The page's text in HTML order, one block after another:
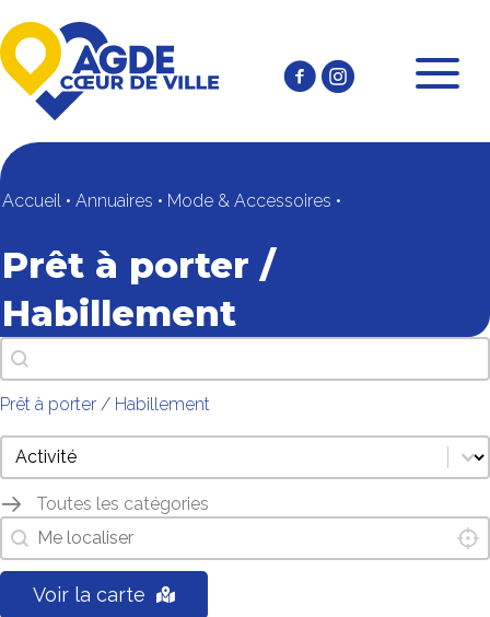
Accueil • Annuaires • Mode & Accessoires •
Prêt à porter /
Habillement
Recherche texte
Rechercher
Prêt à porter / Habillement
annuaire thématiques commerçants mobile
Sélectionnez le contenu
Toutes les catégories
localisez-moi
Géolocalisation
Voir la carte